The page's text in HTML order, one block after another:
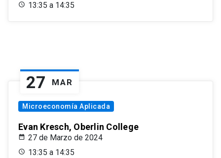
13:35 a 14:35
27 MAR
Microeconomía Aplicada
Evan Kresch, Oberlin College
27 de Marzo de 2024
13:35 a 14:35